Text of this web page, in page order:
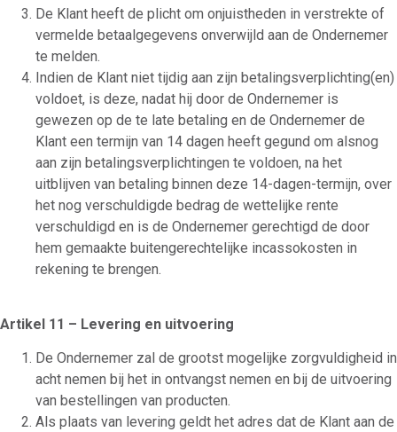
De Klant heeft de plicht om onjuistheden in verstrekte of
vermelde betaalgegevens onverwijld aan de Ondernemer
te melden.
Indien de Klant niet tijdig aan zijn betalingsverplichting(en)
voldoet, is deze, nadat hij door de Ondernemer is
gewezen op de te late betaling en de Ondernemer de
Klant een termijn van 14 dagen heeft gegund om alsnog
aan zijn betalingsverplichtingen te voldoen, na het
uitblijven van betaling binnen deze 14-dagen-termijn, over
het nog verschuldigde bedrag de wettelijke rente
verschuldigd en is de Ondernemer gerechtigd de door
hem gemaakte buitengerechtelijke incassokosten in
rekening te brengen.
Artikel 11 – Levering en uitvoering
De Ondernemer zal de grootst mogelijke zorgvuldigheid in
acht nemen bij het in ontvangst nemen en bij de uitvoering
van bestellingen van producten.
Als plaats van levering geldt het adres dat de Klant aan de